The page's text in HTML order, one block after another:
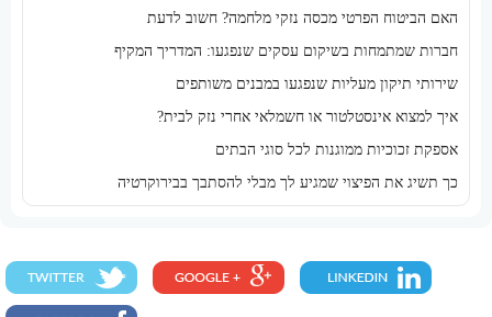
האם הביטוח הפרטי מכסה נזקי מלחמה? חשוב לדעת
חברות שמתמחות בשיקום עסקים שנפגעו: המדריך המקיף
שירותי תיקון מעליות שנפגעו במבנים משותפים
איך למצוא אינסטלטור או חשמלאי אחרי נזק לבית?
אספקת זכוכיות ממוגנות לכל סוגי הבתים
כך תשיג את הפיצוי שמגיע לך מבלי להסתבך בבירוקרטיה